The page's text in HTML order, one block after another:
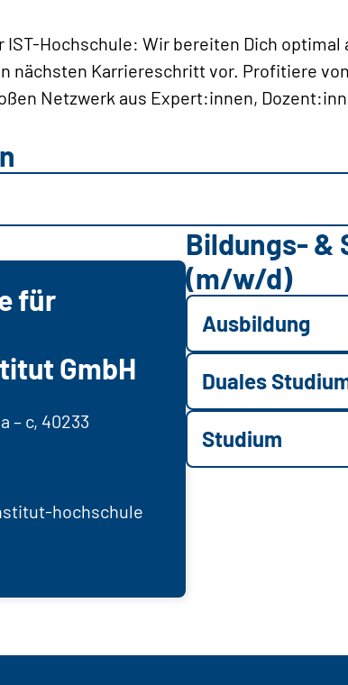
IST-Hochschule: Wir bereiten Dich
nächsten Karriereschritt vor. Profitiere
Netzwerk aus Expert:innen,
für
GmbH
– c, 40233
hochschule
Bildungs- &
(m/w/d)
Ausbildung
Duales
Studium